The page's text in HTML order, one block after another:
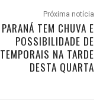
Próxima notícia
PARANÁ TEM CHUVA E
POSSIBILIDADE DE
TEMPORAIS NA TARDE
DESTA QUARTA